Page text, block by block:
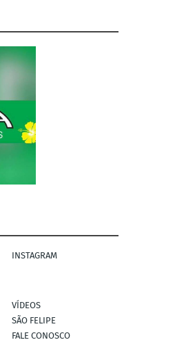
INSTAGRAM
VÍDEOS
SÃO FELIPE
FALE CONOSCO